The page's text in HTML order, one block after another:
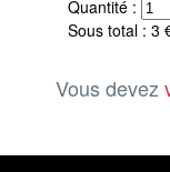
Quantité :
Sous total : 3
Vous devez